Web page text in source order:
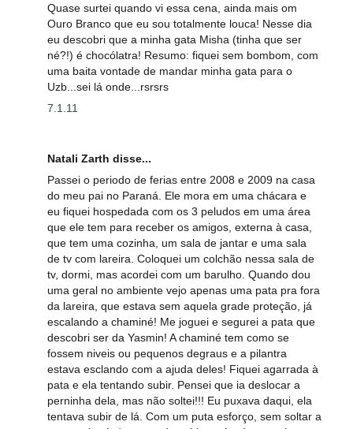
Quase surtei quando vi essa cena, ainda mais om
Ouro Branco que eu sou totalmente louca! Nesse dia
eu descobri que a minha gata Misha (tinha que ser
né?!) é chocólatra! Resumo: fiquei sem bombom, com
uma baita vontade de mandar minha gata para o
Uzb...sei lá onde...rsrsrs
7.1.11
Natali Zarth disse...
Passei o periodo de ferias entre 2008 e 2009 na casa
do meu pai no Paraná. Ele mora em uma chácara e
eu fiquei hospedada com os 3 peludos em uma área
que ele tem para receber os amigos, externa à casa,
que tem uma cozinha, um sala de jantar e uma sala
de tv com lareira. Coloquei um colchão nessa sala de
tv, dormi, mas acordei com um barulho. Quando dou
uma geral no ambiente vejo apenas uma pata pra fora
da lareira, que estava sem aquela grade proteção, já
escalando a chaminé! Me joguei e segurei a pata que
descobri ser da Yasmin! A chaminé tem como se
fossem niveis ou pequenos degraus e a pilantra
estava esclando com a ajuda deles! Fiquei agarrada à
pata e ela tentando subir. Pensei que ia deslocar a
perninha dela, mas não soltei!!! Eu puxava daqui, ela
tentava subir de lá. Com um puta esforço, sem soltar a